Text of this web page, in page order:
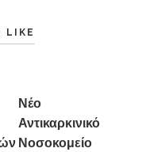
LIKE
Νέο
Αντικαρκινικό
Νοσοκομείο